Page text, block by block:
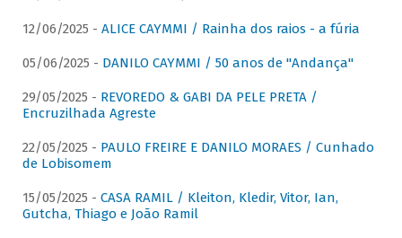
12/06/2025 - ALICE CAYMMI / Rainha dos raios - a fúria
05/06/2025 - DANILO CAYMMI / 50 anos de "Andança"
29/05/2025 - REVOREDO & GABI DA PELE PRETA /
Encruzilhada Agreste
22/05/2025 - PAULO FREIRE E DANILO MORAES / Cunhado
de Lobisomem
15/05/2025 - CASA RAMIL / Kleiton, Kledir, Vitor, Ian,
Gutcha, Thiago e João Ramil